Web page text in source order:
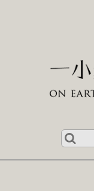
Search
for: